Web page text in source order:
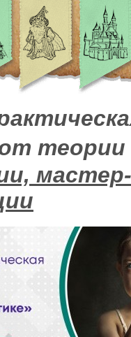
теории